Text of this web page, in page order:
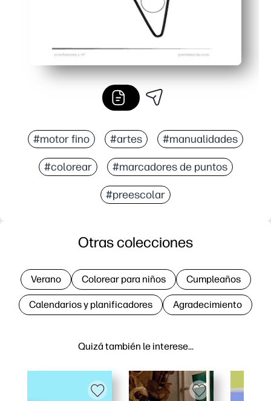
#motor fino #artes #manualidades
#colorear #marcadores de puntos
#preescolar
Quizá también le interese…
Otras colecciones
Verano Colorear para niños Cumpleaños
Calendarios y planificadores Agradecimiento